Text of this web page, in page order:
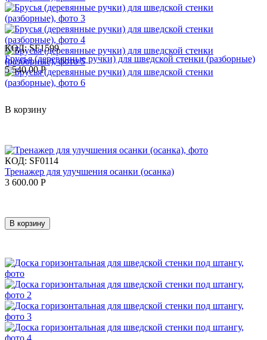
КОД: SF1599
Брусья (деревянные ручки) для шведской стенки (разборные)
5 540.00 Р
В корзину
КОД: SF0114
Тренажер для улучшения осанки (осанка)
3 600.00 Р
В корзину